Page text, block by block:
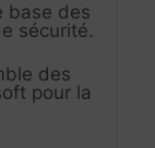
base des
sécurité.
des
pour la